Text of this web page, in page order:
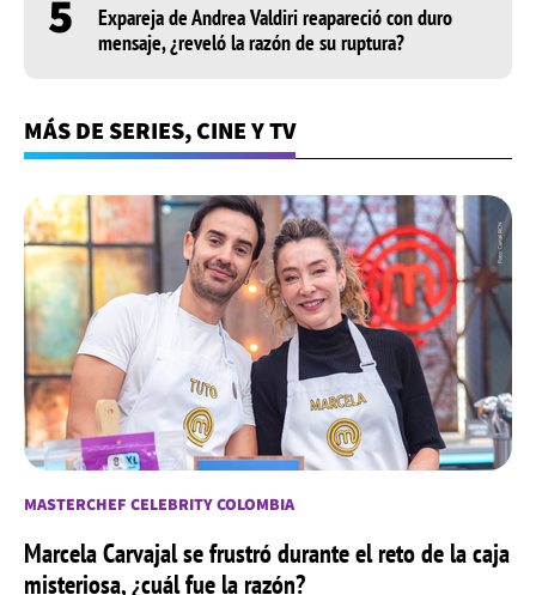
5
Expareja de Andrea Valdiri reapareció con duro
mensaje, ¿reveló la razón de su ruptura?
MÁS DE SERIES, CINE Y TV
MASTERCHEF CELEBRITY COLOMBIA
Marcela Carvajal se frustró durante el reto de la caja
misteriosa, ¿cuál fue la razón?